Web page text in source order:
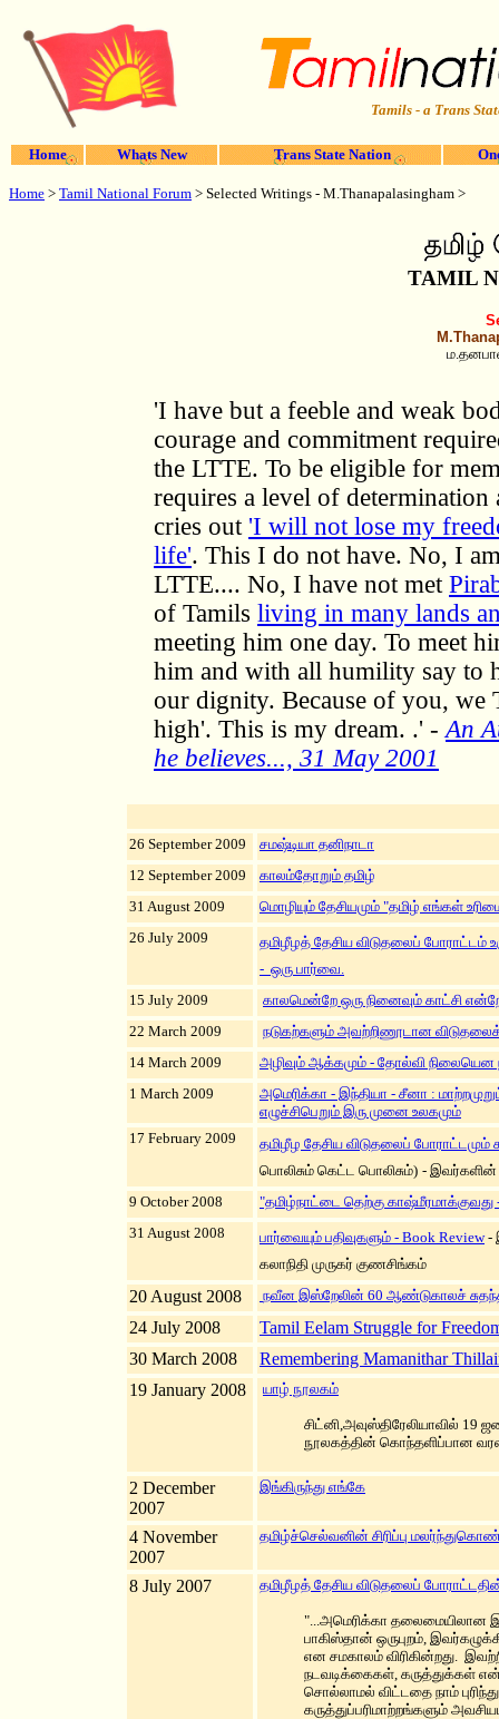
Tamils - a Trans
Home Whats New Trans State Nation
Home > Tamil National Forum > Selected Writings - M.Thanapalasingham >
TAMIL
'I have but a feeble and weak
courage and commitment
the LTTE. To be eligible for
requires a level of determination
cries out 'I will not lose my
life'. This I do not have. No, I
LTTE.... No, I have not met
of Tamils living in many lands
meeting him one day. To meet
him and with all humility say to
our dignity. Because of you, we
high'. This is my dream. .' -An
he believes..., 31 May 2001
26 September 2009
சமஷ்டியா தனிநாடா
12 September 2009
காலம்தோறும் தமிழ்
31 August 2009
மொழியும் தேசியமும் "தமிழ் எங்கள்
26 July 2009
தமிழீழத் தேசிய விடுதலைப் போராட்டம்
- ஒரு பார்வை.
15 July 2009
காலமென்றே ஒரு நினைவும் காட்சி
22 March 2009
நடுகற்களும் அவற்றிணூடான
14 March 2009
அழிவும் ஆக்கமும் - தோல்வி
1 March 2009
அமெரிக்கா - இந்தியா - சீனா :
எழுச்சிபெறும் இரு முனை உலகமும்
17 February 2009
தமிழீழ தேசிய விடுதலைப் போராட்டமும்
பொலிசும் கெட்ட பொலிசும்) - இவர்களின்
9 October 2008
"தமிழ்நாட்டை தெற்கு காஷ்மீரமாக்குவது
31 August 2008
பார்வையும் பதிவுகளும் - Book Review-
கலாநிதி முருகர் குணசிங்கம்
20 August 2008 நவீன இஸ்றேலின் 60 ஆண்டுகாலச்
24 July 2008
Tamil Eelam Struggle for
30 March 2008
Remembering Mamanithar
19 January 2008
யாழ் நூலகம்
சிட்னி,அவுஸ்திரேலியாவில் 19
நூலகத்தின் கொந்தளிப்பான
2 December
2007
இங்கிருந்து எங்கே
4 November
2007
தமிழ்ச்செல்வனின் சிரிப்பு
8 July 2007 தமிழீழத் தேசிய விடுதலைப்
"...அமெரிக்கா தலைமையிலான
பாகிஸ்தான் ஒருபுறம்,
என சமகாலம் விரிகின்றது.
நடவடிக்கைகள், கருத்துக்கள்
சொல்லாமல் விட்டதை நாம்
கருத்துப்பரிமாற்றங்களும்